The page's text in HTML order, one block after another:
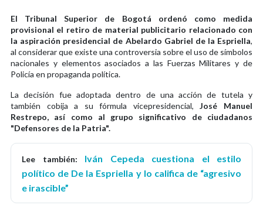
El Tribunal Superior de Bogotá ordenó como medida
provisional el retiro de material publicitario relacionado con
la aspiración presidencial de Abelardo Gabriel de la Espriella,
al considerar que existe una controversia sobre el uso de símbolos
nacionales y elementos asociados a las Fuerzas Militares y de
Policía en propaganda política.
La decisión fue adoptada dentro de una acción de tutela y
también cobija a su fórmula vicepresidencial,José Manuel
Restrepo, así como al grupo significativo de ciudadanos
"Defensores de la Patria".
Lee también: Iván Cepeda cuestiona el estilo
político de De la Espriella y lo califica de “agresivo
e irascible”